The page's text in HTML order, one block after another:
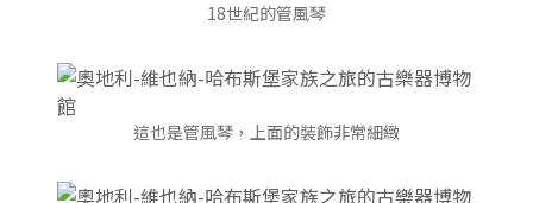
18世紀的管風琴
這也是管風琴，上面的裝飾非常細緻